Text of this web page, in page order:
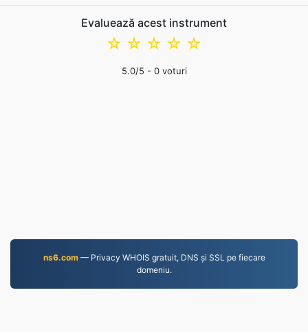
Evaluează acest instrument
☆
☆
☆
☆
☆
5.0/5 - 0voturi
ns6.com— Privacy WHOIS gratuit, DNS și SSL pe fiecare
domeniu.